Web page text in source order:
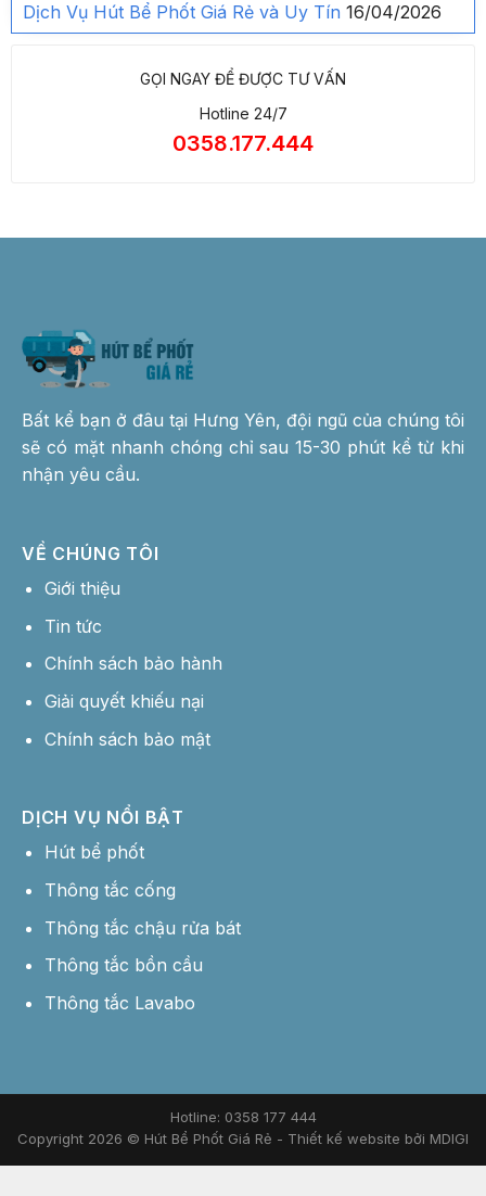
Dịch Vụ Hút Bể Phốt Giá Rẻ và Uy Tín 16/04/2026
GỌI NGAY ĐỂ ĐƯỢC TƯ VẤN
Hotline 24/7
0358.177.444
Bất kể bạn ở đâu tại Hưng Yên, đội ngũ của chúng tôi
sẽ có mặt nhanh chóng chỉ sau 15-30 phút kể từ khi
nhận yêu cầu.
VỀ CHÚNG TÔI
Giới thiệu
Tin tức
Chính sách bảo hành
Giải quyết khiếu nại
Chính sách bảo mật
DỊCH VỤ NỔI BẬT
Hút bể phốt
Thông tắc cống
Thông tắc chậu rửa bát
Thông tắc bồn cầu
Thông tắc Lavabo
Hotline: 0358 177 444
Copyright 2026 © Hút Bể Phốt Giá Rẻ - Thiết kế website bởi MDIGI